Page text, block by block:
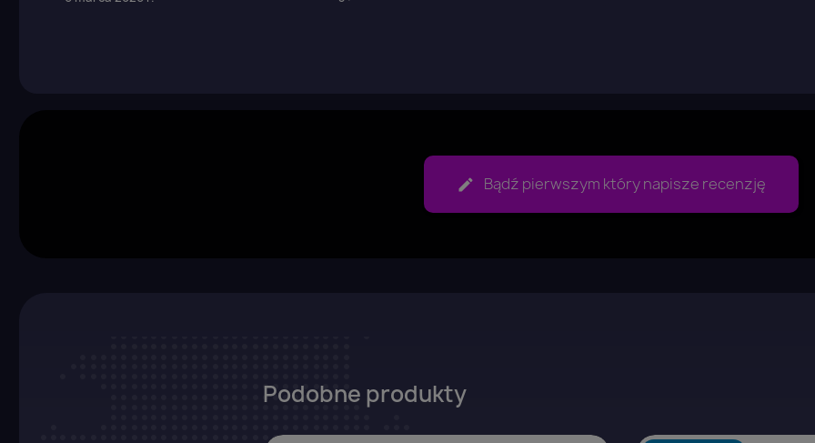
Bądź pierwszym który napisze recenzję
Podobne produkty
Anuluj Zaloguj się